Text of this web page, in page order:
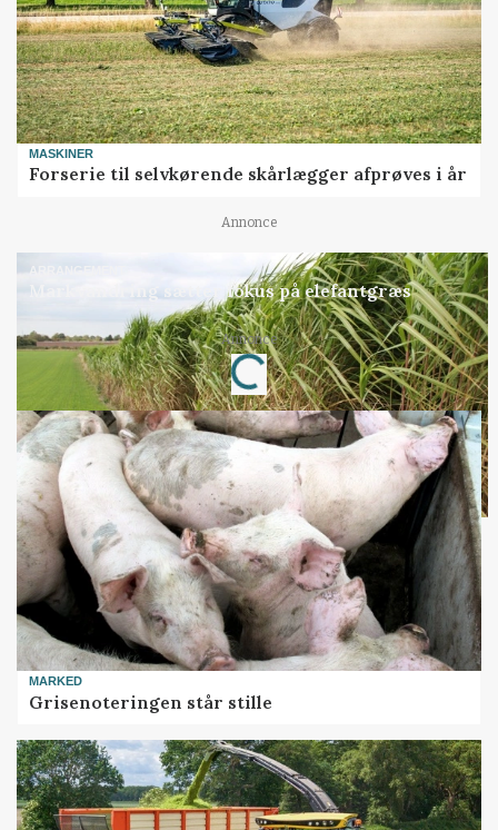
MASKINER
Forserie til selvkørende skårlægger afprøves i år
Annonce
ARRANGEMENT
Markvandring sætter fokus på elefantgræs
Annonce
Loading...
MARKED
Grisenoteringen står stille